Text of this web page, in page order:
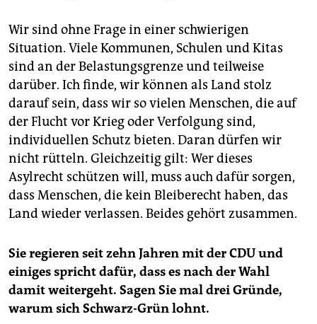
Wir sind ohne Frage in einer schwierigen
Situation. Viele Kommunen, Schulen und Kitas
sind an der Belastungsgrenze und teilweise
darüber. Ich finde, wir können als Land stolz
darauf sein, dass wir so vielen Menschen, die auf
der Flucht vor Krieg oder Verfolgung sind,
individuellen Schutz bieten. Daran dürfen wir
nicht rütteln. Gleichzeitig gilt: Wer dieses
Asylrecht schützen will, muss auch dafür sorgen,
dass Menschen, die kein Bleiberecht haben, das
Land wieder verlassen. Beides gehört zusammen.
Sie regieren seit zehn Jahren mit der CDU und
einiges spricht dafür, dass es nach der Wahl
damit weitergeht. Sagen Sie mal drei Gründe,
warum sich Schwarz-Grün lohnt.